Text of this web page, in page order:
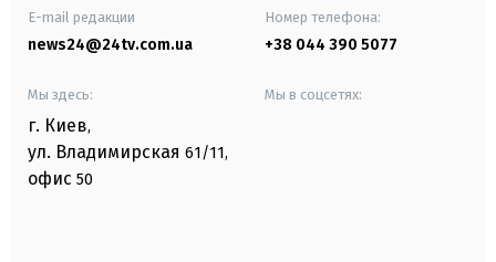
E-mail редакции
news24@24tv.com.ua
Номер телефона:
+38 044 390 5077
Мы здесь:
г. Киев,
ул. Владимирская 61/11,
офис 50
Мы в соцсетях: